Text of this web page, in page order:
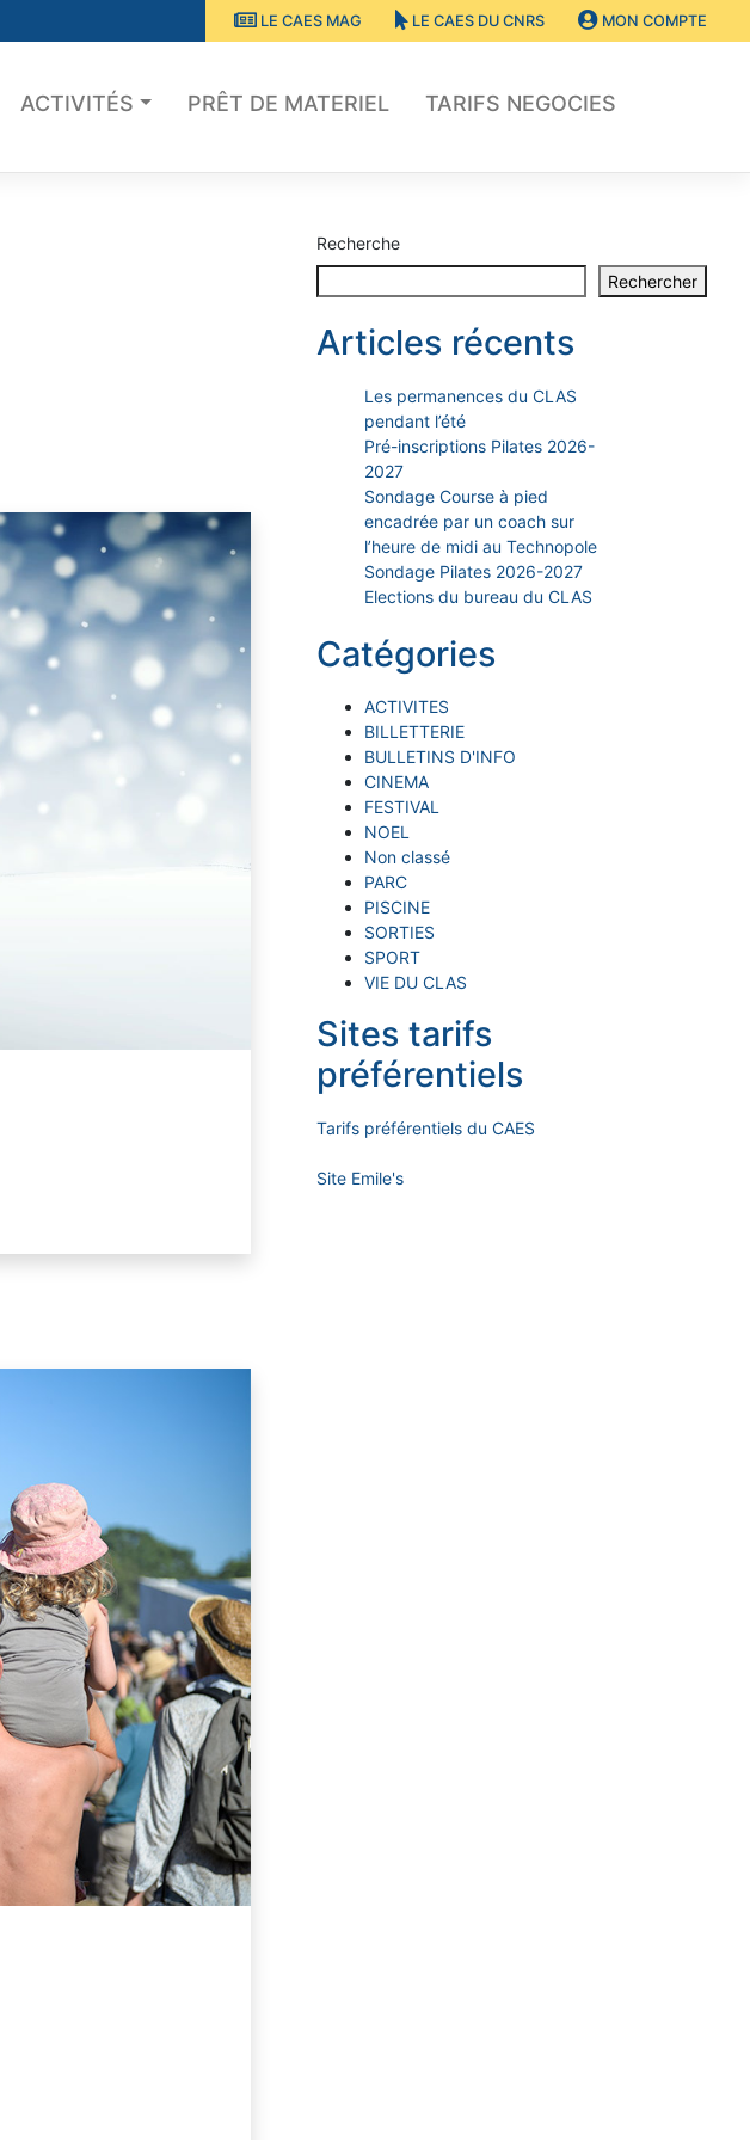
LE CAES MAG LE CAES DU CNRS MON COMPTE
ACTIVITÉS PRÊT DE MATERIEL
TARIFS NEGOCIES
Recherche
Rechercher
Articles récents
Les permanences du CLAS
pendant l’été
Pré-inscriptions Pilates 2026-
2027
Sondage Course à pied
encadrée par un coach sur
l’heure de midi au Technopole
Sondage Pilates 2026-2027
Elections du bureau du CLAS
Catégories
ACTIVITES
BILLETTERIE
BULLETINS D'INFO
CINEMA
FESTIVAL
NOEL
Non classé
PARC
PISCINE
SORTIES
SPORT
VIE DU CLAS
Sites tarifs
préférentiels
Tarifs préférentiels du CAES
Site Emile's